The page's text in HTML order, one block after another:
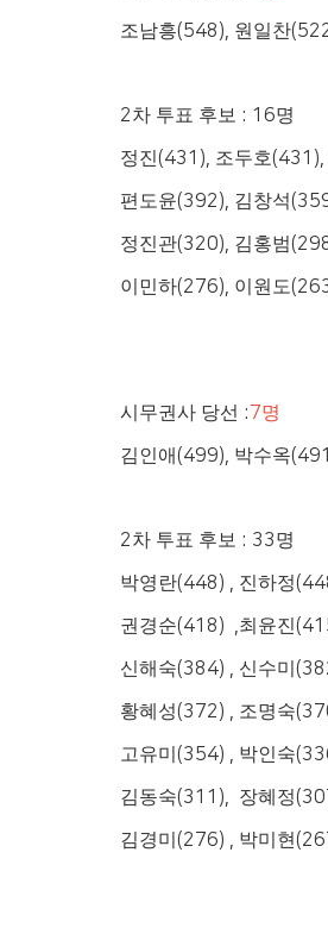
조남흥(548), 원일찬
2차 투표 후보 : 16명
정진(431), 조두호(431),
편도윤(392), 김창석
정진관(320), 김홍범
이민하(276), 이원도
시무권사 당선 :7명
김인애(499), 박수옥
2차 투표 후보 : 33명
박영란(448) , 진하정
권경순(418) ,최윤진
신해숙(384) , 신수미
황혜성(372) , 조명숙
고유미 (354) , 박인숙
김동숙(311), 장혜정
김경미 (276) , 박미현